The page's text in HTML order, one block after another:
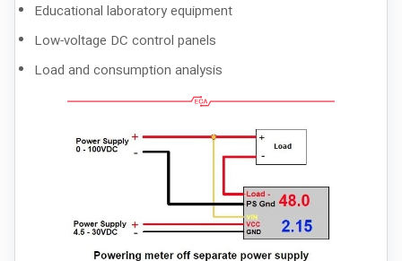
Educational laboratory equipment
Low-voltage DC control panels
Load and consumption analysis